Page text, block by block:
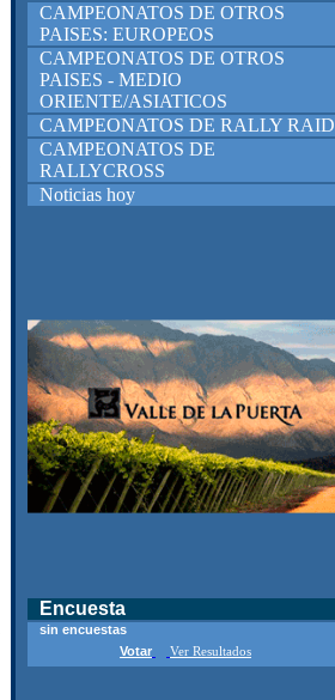
CAMPEONATOS DE OTROS
PAISES: EUROPEOS
CAMPEONATOS DE OTROS
PAISES - MEDIO
ORIENTE/ASIATICOS
CAMPEONATOS DE RALLY RAID
CAMPEONATOS DE
RALLYCROSS
Noticias hoy
Encuesta
sin encuestas
Votar
Ver Resultados